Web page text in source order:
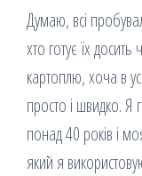
Думаю, всі
хто готує їх досить
картоплю, хоча в
просто і швидко. Я
понад 40 років і
який я